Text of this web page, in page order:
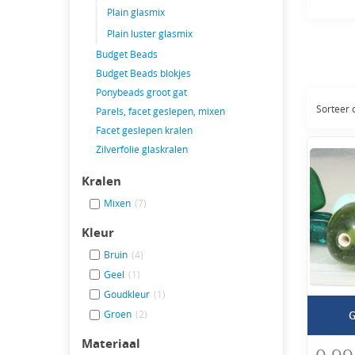
Plain glasmix
Plain luster glasmix
Budget Beads
Budget Beads blokjes
Ponybeads groot gat
Parels, facet geslepen, mixen
Facet geslepen kralen
Zilverfolie glaskralen
Kralen
Mixen (7)
Kleur
Bruin (4)
Geel (1)
Goudkleur (1)
Groen (2)
Materiaal
Wilt
In
Voor
ze u
Sorteer